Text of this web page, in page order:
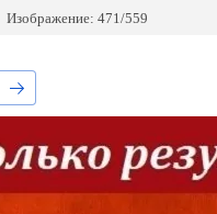
Изображение: 471/559